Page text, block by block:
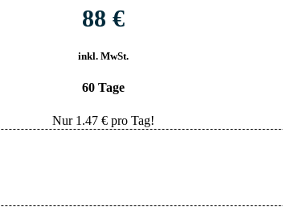
88 €
inkl. MwSt.
60 Tage
Nur 1.47€ pro Tag!